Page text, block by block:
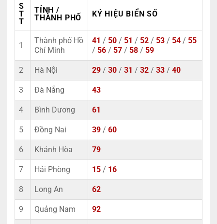
S
T
T
TỈNH /
THÀNH PHỐ
KÝ HIỆU BIỂN SỐ
1
Thành phố Hồ
Chí Minh
41 / 50 / 51 / 52 / 53 / 54 / 55
/ 56 / 57 / 58 / 59
2 Hà Nội 29 / 30 / 31 / 32 / 33 / 40
3 Đà Nẵng 43
4 Bình Dương 61
5 Đồng Nai 39 / 60
6 Khánh Hòa 79
7 Hải Phòng 15 / 16
8 Long An 62
9 Quảng Nam 92